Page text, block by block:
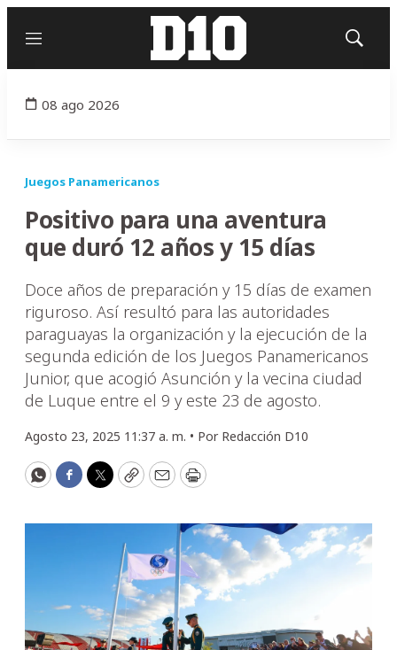
Menú
Mostrar
08 ago 2026
Juegos Panamericanos
Positivo para una aventura
que duró 12 años y 15 días
Doce años de preparación y 15 días de examen
riguroso. Así resultó para las autoridades
paraguayas la organización y la ejecución de la
segunda edición de los Juegos Panamericanos
Junior, que acogió Asunción y la vecina ciudad
de Luque entre el 9 y este 23 de agosto.
Agosto 23, 2025 11:37 a. m. • Por Redacción D10
WhatsApp
Facebook
Twitter
CopyEmailPrint